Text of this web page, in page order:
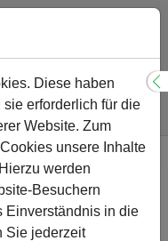
GeWi
Religion
Diese haben
erforderlich für die
Website. Zum
unsere Inhalte
werden
Besuchern
Einverständnis in die
Sie jederzeit